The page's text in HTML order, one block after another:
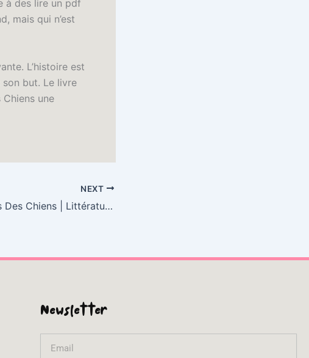
à des lire un pdf
mais qui n’est
L’histoire est
but. Le livre
une
NEXT
Le Paradis Des Chiens | Littérature en PDF
Newsletter